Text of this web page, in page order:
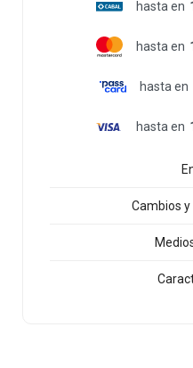
hasta en
hasta en
hasta en
hasta en
Cambios